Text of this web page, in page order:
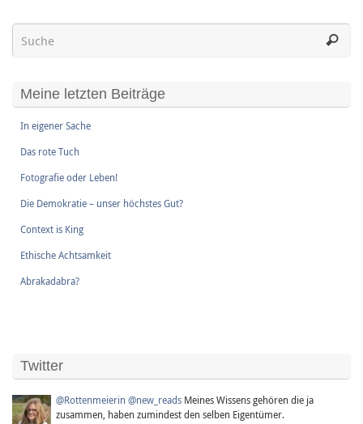
Meine letzten Beiträge
In eigener Sache
Das rote Tuch
Fotografie oder Leben!
Die Demokratie – unser höchstes Gut?
Context is King
Ethische Achtsamkeit
Abrakadabra?
Twitter
@Rottenmeierin @new_reads Meines Wissens gehören die ja
zusammen, haben zumindest den selben Eigentümer.